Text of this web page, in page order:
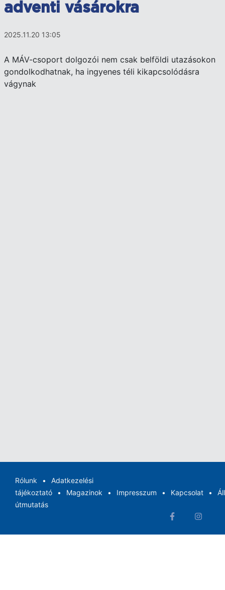
adventi vásárokra
2025.11.20 13:05
A MÁV-csoport dolgozói nem csak belföldi utazásokon
gondolkodhatnak, ha ingyenes téli kikapcsolódásra
vágynak
Rólunk
Adatkezelési
tájékoztató
Magazinok Impresszum Kapcsolat
útmutatás